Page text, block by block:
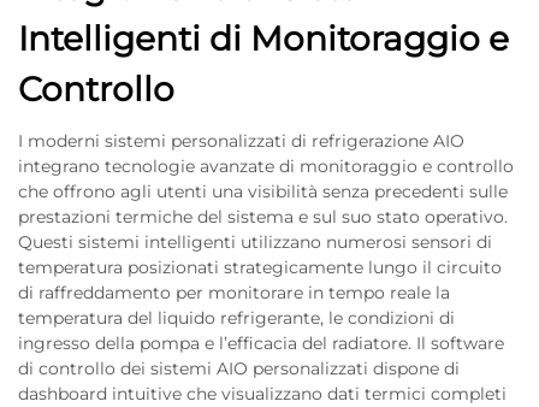
Intelligenti di Monitoraggio e
Controllo
I moderni sistemi personalizzati di refrigerazione AIO
integrano tecnologie avanzate di monitoraggio e controllo
che offrono agli utenti una visibilità senza precedenti sulle
prestazioni termiche del sistema e sul suo stato operativo.
Questi sistemi intelligenti utilizzano numerosi sensori di
temperatura posizionati strategicamente lungo il circuito
di raffreddamento per monitorare in tempo reale la
temperatura del liquido refrigerante, le condizioni di
ingresso della pompa e l’efficacia del radiatore. Il software
di controllo dei sistemi AIO personalizzati dispone di
dashboard intuitive che visualizzano dati termici completi